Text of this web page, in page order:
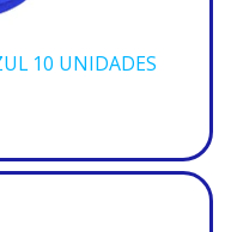
10 UNIDADES